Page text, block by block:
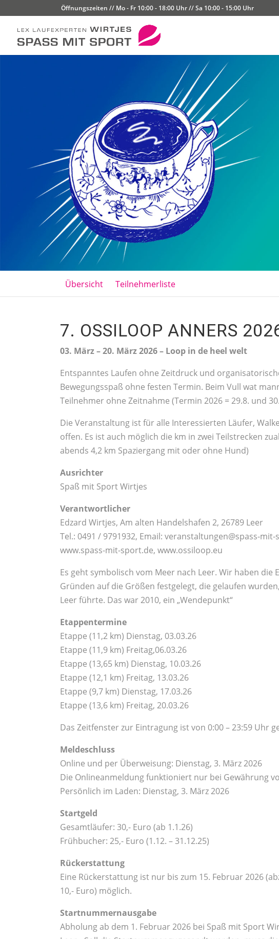
Öffnungszeiten // Mo - Fr 10:00 - 18:00 Uhr // Sa 10:00 - 15:00 Uhr
Übersicht Teilnehmerliste
7. OSSILOOP ANNERS
03. März – 20. März 2026 – Loop in de heel welt
Entspanntes Laufen ohne Zeitdruck und
Bewegungsspaß ohne festen Termin. Beim Vull wat
Teilnehmer ohne Zeitnahme (Termin 2026 = 29.8. und
Die Veranstaltung ist für alle Interessierten Läufer,
offen. Es ist auch möglich die km in zwei Teilstrecken
abends 4,2 km Spaziergang mit oder ohne Hund)
Ausrichter
Spaß mit Sport Wirtjes
Verantwortlicher
Edzard Wirtjes, Am alten Handelshafen 2, 26789 Leer
Tel.: 0491 / 9791932, Email: veranstaltungen@spass-
www.spass-mit-sport.de, www.ossiloop.eu
Es geht symbolisch vom Meer nach Leer. Wir haben die
Gründen auf die Größen festgelegt, die gelaufen
Leer führte. Das war 2010, ein „Wendepunkt“
Etappentermine
Etappe (11,2 km) Dienstag, 03.03.26
Etappe (11,9 km) Freitag,06.03.26
Etappe (13,65 km) Dienstag, 10.03.26
Etappe (12,1 km) Freitag, 13.03.26
Etappe (9,7 km) Dienstag, 17.03.26
Etappe (13,6 km) Freitag, 20.03.26
Das Zeitfenster zur Eintragung ist von 0:00 – 23:59 Uhr
Meldeschluss
Online und per Überweisung: Dienstag, 3. März 2026
Die Onlineanmeldung funktioniert nur bei Gewährung
Persönlich im Laden: Dienstag, 3. März 2026
Startgeld
Gesamtläufer: 30,- Euro (ab 1.1.26)
Frühbucher: 25,- Euro (1.12. – 31.12.25)
Rückerstattung
Eine Rückerstattung ist nur bis zum 15. Februar 2026
10,- Euro) möglich.
Startnummernausgabe
Abholung ab dem 1. Februar 2026 bei Spaß mit Sport